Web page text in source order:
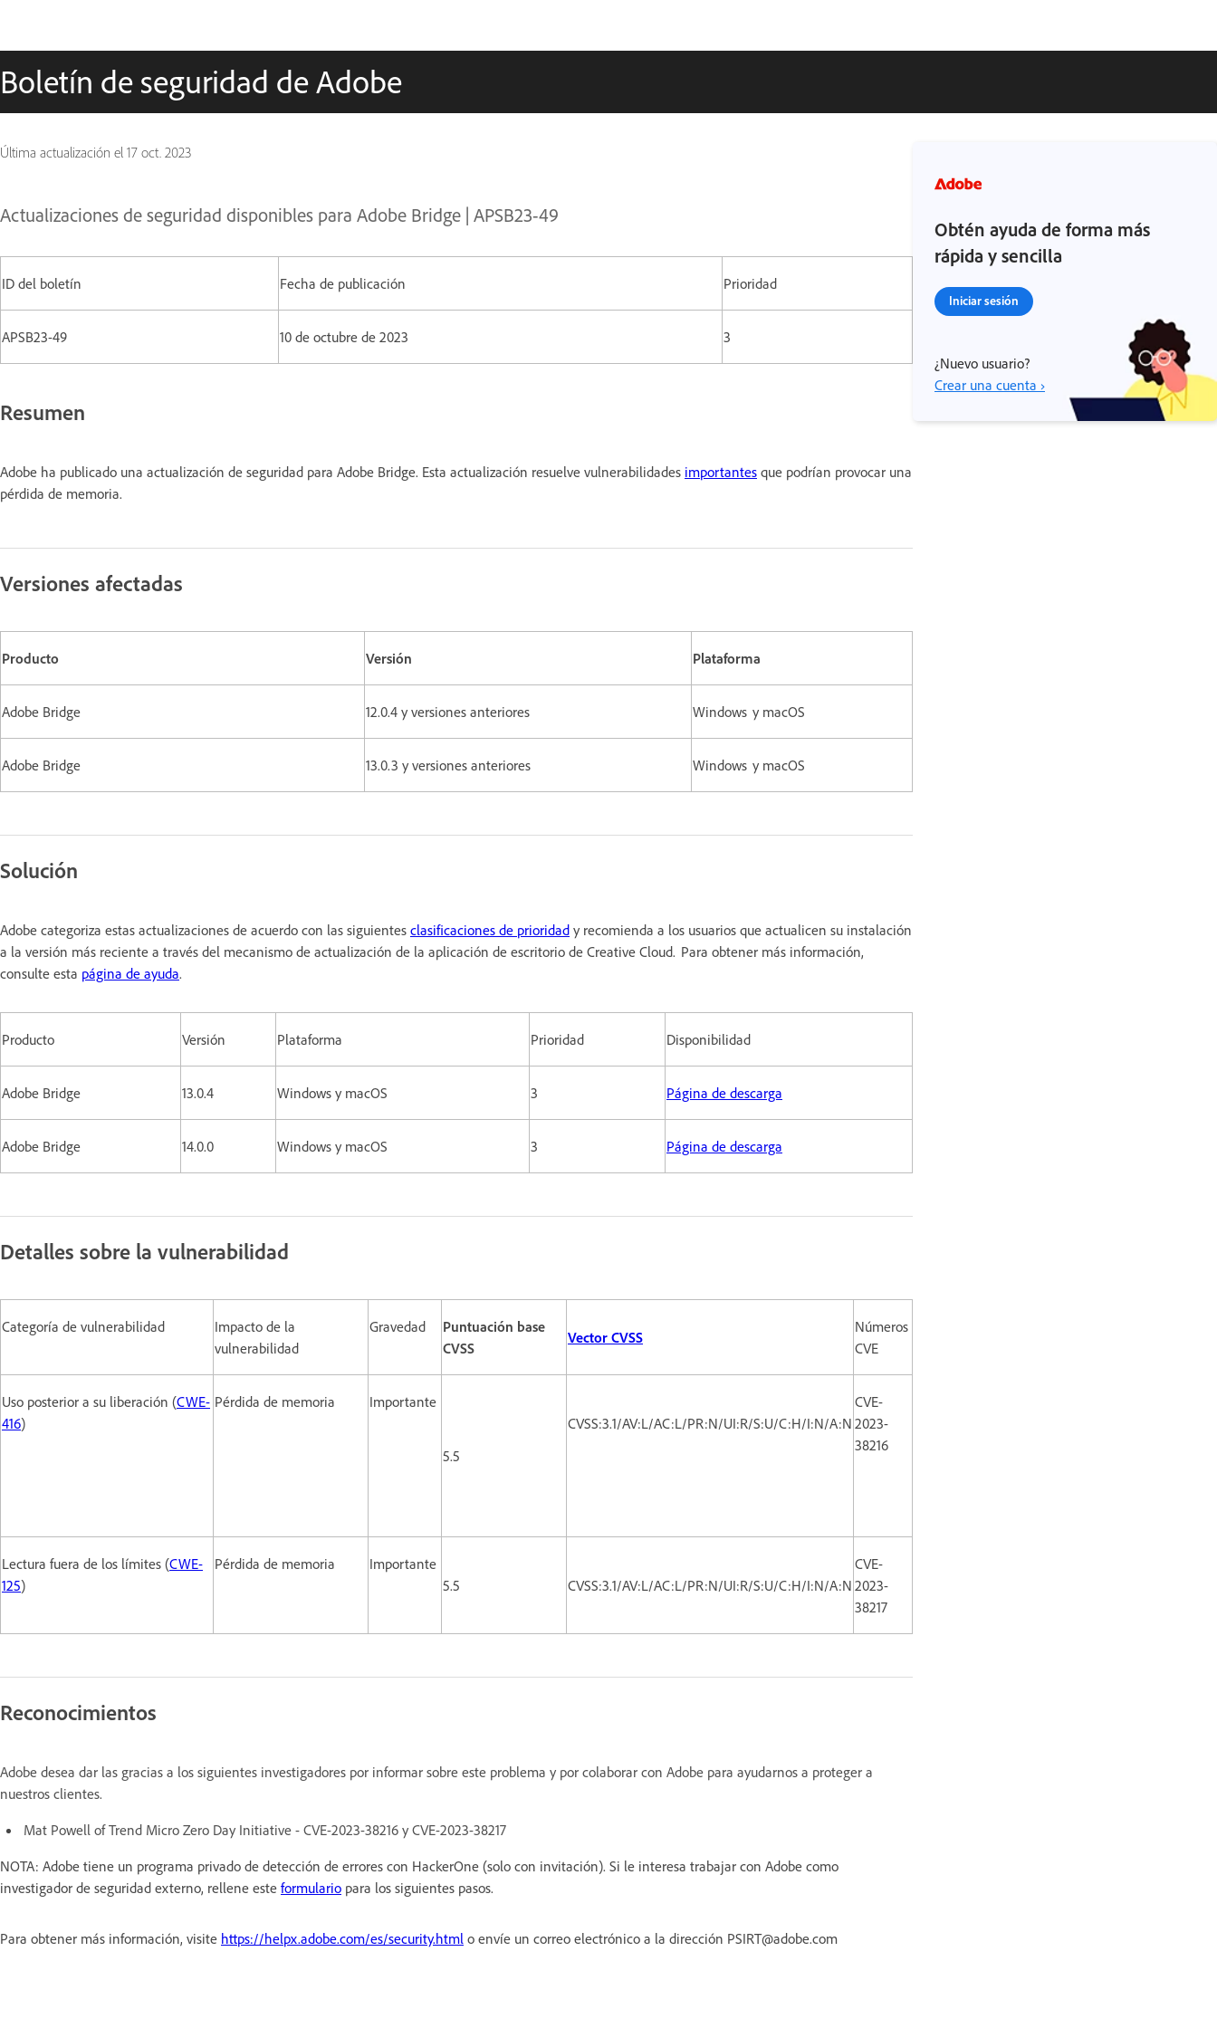
Boletín de seguridad de Adobe
Última actualización el 17 oct. 2023
Actualizaciones de seguridad disponibles para Adobe Bridge | APSB23-49
ID del boletín Fecha de publicación Prioridad
APSB23-49 10 de octubre de 2023 3
Resumen
Adobe ha publicado una actualización de seguridad para Adobe Bridge. Esta actualización resuelve vulnerabilidades importantes que podrían provocar una
pérdida de memoria.
Versiones afectadas
Producto Versión Plataforma
Adobe Bridge 12.0.4 y versiones anteriores Windows y macOS
Adobe Bridge 13.0.3 y versiones anteriores Windows y macOS
Solución
Adobe categoriza estas actualizaciones de acuerdo con las siguientes clasificaciones de prioridad y recomienda a los usuarios que actualicen su instalación
a la versión más reciente a través del mecanismo de actualización de la aplicación de escritorio de Creative Cloud. Para obtener más información,
consulte esta página de ayuda.
Producto Versión Plataforma Prioridad Disponibilidad
Adobe Bridge 13.0.4 Windows y macOS 3 Página de descarga
Adobe Bridge 14.0.0 Windows y macOS 3 Página de descarga
Detalles sobre la vulnerabilidad
Categoría de vulnerabilidad
Impacto de la
vulnerabilidad
Gravedad
Puntuación base
CVSS
Vector CVSS
Números
CVE
Uso posterior a su liberación (CWE-
416)
Pérdida de memoria Importante
5.5
CVSS:3.1/AV:L/AC:L/PR:N/UI:R/S:U/C:H/I:N/A:N
CVE-
2023-
38216
Lectura fuera de los límites (CWE-
125)
Pérdida de memoria
Importante
5.5
CVSS:3.1/AV:L/AC:L/PR:N/UI:R/S:U/C:H/I:N/A:N
CVE-
2023-
38217
Reconocimientos
Adobe desea dar las gracias a los siguientes investigadores por informar sobre este problema y por colaborar con Adobe para ayudarnos a proteger a
nuestros clientes.
Mat Powell of Trend Micro Zero Day Initiative - CVE-2023-38216 y CVE-2023-38217
NOTA: Adobe tiene un programa privado de detección de errores con HackerOne (solo con invitación). Si le interesa trabajar con Adobe como
investigador de seguridad externo, rellene este formulario para los siguientes pasos.
Para obtener más información, visite https://helpx.adobe.com/es/security.html o envíe un correo electrónico a la dirección PSIRT@adobe.com
Obtén ayuda de forma más
rápida y sencilla
Iniciar sesión
¿Nuevo usuario?
Crear una cuenta ›